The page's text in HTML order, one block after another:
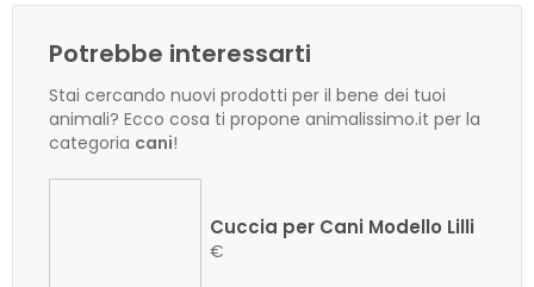
Potrebbe interessarti
Stai cercando nuovi prodotti per il bene dei tuoi
animali? Ecco cosa ti propone animalissimo.it per la
categoria cani!
Cuccia per Cani Modello Lilli
€